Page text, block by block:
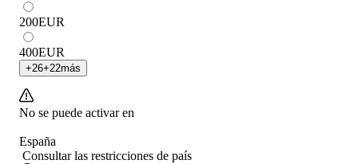
200EUR
400EUR
+26+22más
No se puede activar en
España
Consultar las restricciones de país